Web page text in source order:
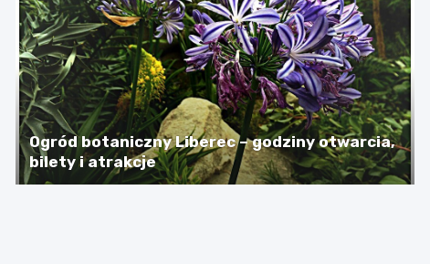
Ogród botaniczny Liberec – godziny otwarcia,
bilety i atrakcje